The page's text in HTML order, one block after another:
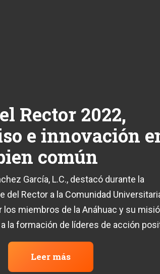
Rector 2022,
e innovación
común
García, L.C., destacó durante la
del Rector a la Comunidad
los miembros de la Anáhuac y su
la formación de líderes de acción
Leer más